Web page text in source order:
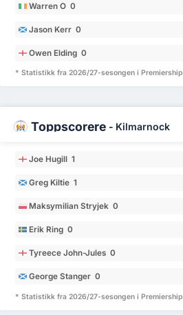
Warren O 0
Jason Kerr 0
Owen Elding 0
* Statistikk fra 2026/27-sesongen i Premiership
Toppscorere - Kilmarnock
Joe Hugill 1
Greg Kiltie 1
Maksymilian Stryjek 0
Erik Ring 0
Tyreece John-Jules 0
George Stanger 0
* Statistikk fra 2026/27-sesongen i Premiership